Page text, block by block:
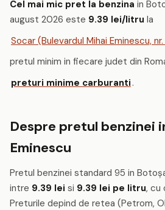
Cel mai mic pret la benzina in
august 2026 este 9.39 lei/litru la
Socar (Bulevardul Mihai Eminescu,
pretul minim in fiecare judet din
preturi minime carburanti .
Despre pretul benzinei
Eminescu
Pretul benzinei standard 95 in
intre 9.39 lei si 9.39 lei pe litru, cu
Preturile depind de retea (Petrom,